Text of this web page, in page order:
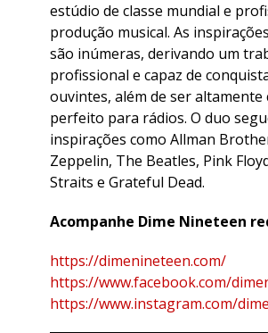
estúdio de classe mundial e
produção musical. As
são inúmeras, derivando um
profissional e capaz de
ouvintes, além de ser altamente
perfeito para rádios. O duo
inspirações como Allman
Zeppelin, The Beatles, Pink
Straits e Grateful Dead.
Acompanhe Dime Nineteen
https://dimenineteen.com/
https://www.facebook.com/
https://www.instagram.com/